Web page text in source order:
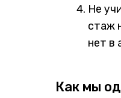
Не
стаж
нет в
Как мы